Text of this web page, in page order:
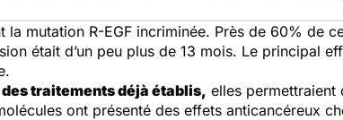
mutation R-EGF incriminée. Près de 60% de
était d’un peu plus de 13 mois. Le principal
traitements déjà établis, elles permettraient
ont présenté des effets anticancéreux